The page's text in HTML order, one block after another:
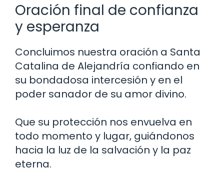
Oración final de confianza
y esperanza
Concluimos nuestra oración a Santa
Catalina de Alejandría confiando en
su bondadosa intercesión y en el
poder sanador de su amor divino.
Que su protección nos envuelva en
todo momento y lugar, guiándonos
hacia la luz de la salvación y la paz
eterna.